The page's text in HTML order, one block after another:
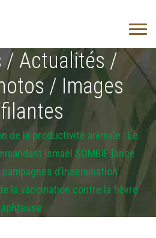
/ Actualités /
/ Images
de la productivité animale : Le
Ismaël SOMBIE lance
d’insémination
la vaccination contre la fièvre
aphteuse